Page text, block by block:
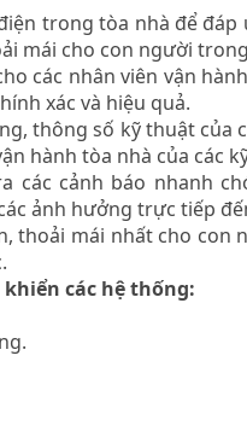
trong tòa nhà để
mái cho con người
các nhân viên vận
xác và hiệu quả.
thông số kỹ thuật
hành tòa nhà của các
các cảnh báo nhanh
ảnh hưởng trực tiếp
thoải mái nhất cho
các hệ thống: